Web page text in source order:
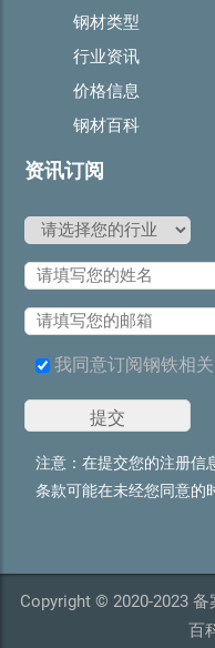
钢材类型
行业资讯
价格信息
钢材百科
资讯订阅
我同意订阅钢铁相关
注意：在提交您的注册信
条款可能在未经您同意的
Copyright © 2020-2023 备
百